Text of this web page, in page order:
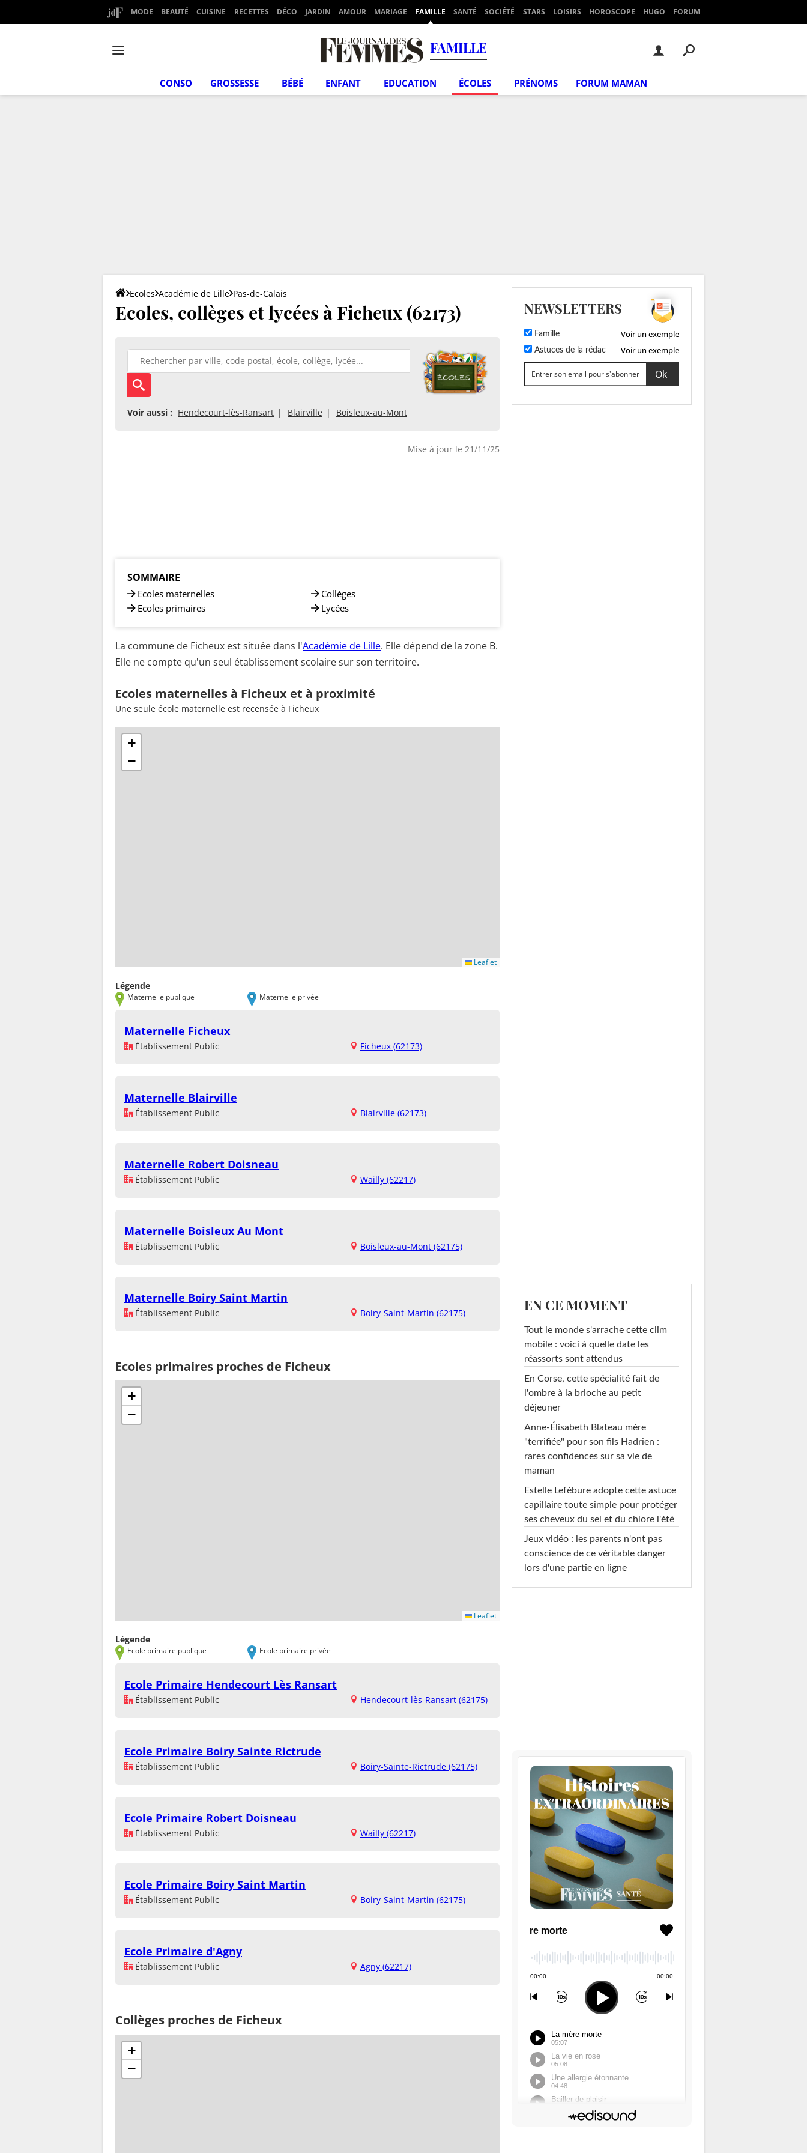
MODE BEAUTÉ CUISINE RECETTES DÉCO JARDIN AMOUR MARIAGE FAMILLE SANTÉ SOCIÉTÉ STARS LOISIRS HOROSCOPE HUGO FORUM
FAMILLE
CONSO GROSSESSE BÉBÉ ENFANT EDUCATION ÉCOLES PRÉNOMS FORUM MAMAN
Ecoles Académie de Lille Pas-de-Calais
Ecoles, collèges et lycées à Ficheux (62173)
Voir aussi : Hendecourt-lès-Ransart Blairville Boisleux-au-Mont
Mise à jour le 21/11/25
SOMMAIRE
Ecoles maternelles
Ecoles primaires
Collèges
Lycées
La commune de Ficheux est située dans l'Académie de Lille. Elle dépend de la zone B.
Elle ne compte qu'un seul établissement scolaire sur son territoire.
Ecoles maternelles à Ficheux et à proximité
Une seule école maternelle est recensée à Ficheux
+
−
Leaflet
Légende
Maternelle publique Maternelle privée
Maternelle Ficheux
Établissement Public Ficheux (62173)
Maternelle Blairville
Établissement Public Blairville (62173)
Maternelle Robert Doisneau
Établissement Public Wailly (62217)
Maternelle Boisleux Au Mont
Établissement Public Boisleux-au-Mont (62175)
Maternelle Boiry Saint Martin
Établissement Public Boiry-Saint-Martin (62175)
Ecoles primaires proches de Ficheux
+
−
Leaflet
Légende
Ecole primaire publique Ecole primaire privée
Ecole Primaire Hendecourt Lès Ransart
Établissement Public Hendecourt-lès-Ransart (62175)
Ecole Primaire Boiry Sainte Rictrude
Établissement Public Boiry-Sainte-Rictrude (62175)
Ecole Primaire Robert Doisneau
Établissement Public Wailly (62217)
Ecole Primaire Boiry Saint Martin
Établissement Public Boiry-Saint-Martin (62175)
Ecole Primaire d'Agny
Établissement Public Agny (62217)
Collèges proches de Ficheux
+
−
NEWSLETTERS
Famille Voir un exemple
Astuces de la rédac Voir un exemple
EN CE MOMENT
Tout le monde s'arrache cette clim
mobile : voici à quelle date les
réassorts sont attendus
En Corse, cette spécialité fait de
l'ombre à la brioche au petit
déjeuner
Anne-Élisabeth Blateau mère
"terrifiée" pour son fils Hadrien :
rares confidences sur sa vie de
maman
Estelle Lefébure adopte cette astuce
capillaire toute simple pour protéger
ses cheveux du sel et du chlore l'été
Jeux vidéo : les parents n'ont pas
conscience de ce véritable danger
lors d'une partie en ligne